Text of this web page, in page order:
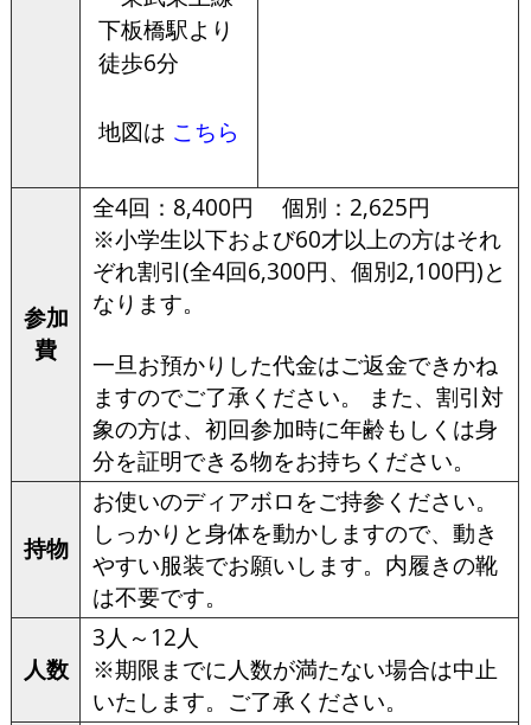
下板橋駅より
徒歩6分
地図は こちら
参加
費
全4回：8,400円 個別：2,625円
※小学生以下および60才以上の方はそれ
ぞれ割引(全4回6,300円、個別2,100円)と
なります。
一旦お預かりした代金はご返金できかね
ますのでご了承ください。 また、割引対
象の方は、初回参加時に年齢もしくは身
分を証明できる物をお持ちください。
持物
お使いのディアボロをご持参ください。
しっかりと身体を動かしますので、動き
やすい服装でお願いします。内履きの靴
は不要です。
人数
3人～12人
※期限までに人数が満たない場合は中止
いたします。ご了承ください。